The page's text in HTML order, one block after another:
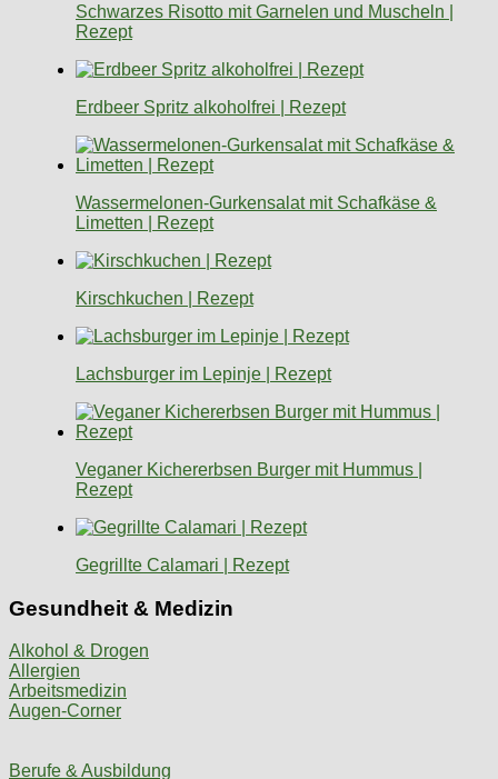
Schwarzes Risotto mit Garnelen und Muscheln |
Rezept
Erdbeer Spritz alkoholfrei | Rezept
Wassermelonen-Gurkensalat mit Schafkäse &
Limetten | Rezept
Kirschkuchen | Rezept
Lachsburger im Lepinje | Rezept
Veganer Kichererbsen Burger mit Hummus |
Rezept
Gegrillte Calamari | Rezept
Gesundheit & Medizin
Alkohol & Drogen
Allergien
Arbeitsmedizin
Augen-Corner
Berufe & Ausbildung